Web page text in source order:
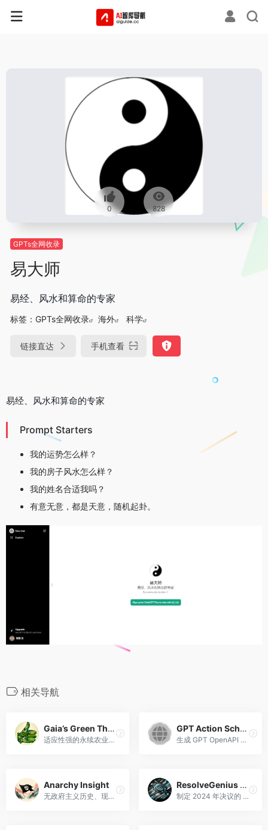
0 828
GPTs全网收录
易大师
易经、风水和算命的专家
标签： GPTs全网收录 海外 科学
链接直达 手机查看
易经、风水和算命的专家
Prompt Starters
我的运势怎么样？
我的房子风水怎么样？
我的姓名合适我吗？
有意无意，都是天意，随机起卦。
相关导航
Gaia’s Green Thumb
适应性强的永续农业指南，根据详细的用户输入定制建议。
GPT Action Schema Generator
生成 GPT OpenAPI 架构。
Anarchy Insight
无政府主义历史、现代观点和影响专家
ResolveGenius 2024
制定 2024 年决议的 5 步指南。该 GPT 采用巧妙的心理策略来战胜拖延症。